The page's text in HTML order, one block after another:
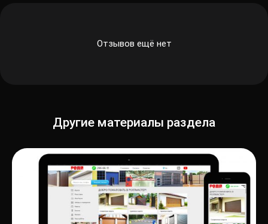
Отзывов ещё нет
Другие материалы раздела